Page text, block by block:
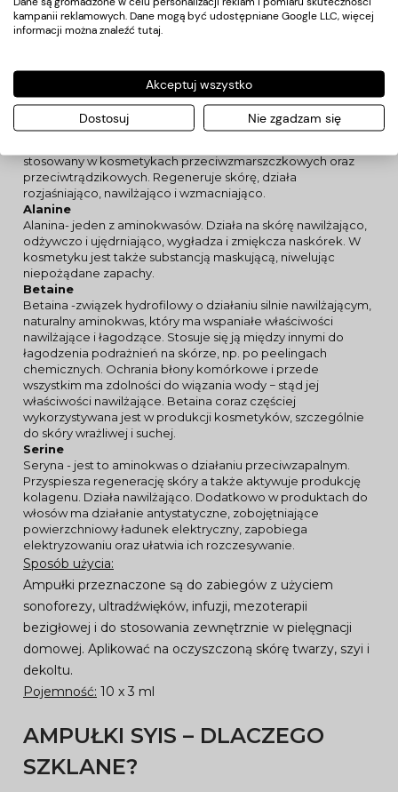
Stymuluje syntezę białek w skórze, kolagenu i elastyny,
działa przeciwzmarszczkowo, zapobiega utracie jędrności i
włosy oraz regenerujące.
Glycine
Glicyna -Białkowy aminokwas alifatyczny i endogenny.
Występuje w organizmie, jest jedną z części składowych
stosowany w kosmetykach przeciwzmarszczkowych oraz
przeciwtrądzikowych. Regeneruje skórę, działa
rozjaśniająco, nawilżająco i wzmacniająco.
Alanine
Alanina- jeden z aminokwasów. Działa na skórę nawilżająco,
odżywczo i ujędrniająco, wygładza i zmiękcza naskórek. W
kosmetyku jest także substancją maskującą, niwelując
niepożądane zapachy.
Betaine
Betaina -związek hydrofilowy o działaniu silnie nawilżającym,
naturalny aminokwas, który ma wspaniałe właściwości
nawilżające i łagodzące. Stosuje się ją między innymi do
łagodzenia podrażnień na skórze, np. po peelingach
chemicznych. Ochrania błony komórkowe i przede
wszystkim ma zdolności do wiązania wody − stąd jej
właściwości nawilżające. Betaina coraz częściej
wykorzystywana jest w produkcji kosmetyków, szczególnie
do skóry wrażliwej i suchej.
Serine
Seryna - jest to aminokwas o działaniu przeciwzapalnym.
Przyspiesza regenerację skóry a także aktywuje produkcję
kolagenu. Działa nawilżająco. Dodatkowo w produktach do
włosów ma działanie antystatyczne, zobojętniające
powierzchniowy ładunek elektryczny, zapobiega
elektryzowaniu oraz ułatwia ich rozczesywanie.
Sposób użycia:
Ampułki przeznaczone są do zabiegów z użyciem
sonoforezy, ultradźwięków, infuzji, mezoterapii
bezigłowej i do stosowania zewnętrznie w pielęgnacji
domowej. Aplikować na oczyszczoną skórę twarzy, szyi i
dekoltu.
Pojemność: 10 x 3 ml
AMPUŁKI SYIS – DLACZEGO
SZKLANE?
kampanii reklamowych. Dane mogą być udostępniane Google LLC, więcej
informacji można znaleźć tutaj
Akceptuj wszystko
Dostosuj Nie zgadzam się